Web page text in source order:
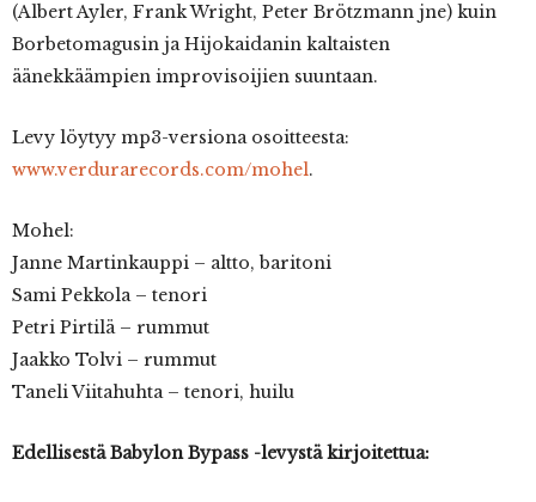
(Albert Ayler, Frank Wright, Peter Brötzmann jne) kuin
Borbetomagusin ja Hijokaidanin kaltaisten
äänekkäämpien improvisoijien suuntaan.
Levy löytyy mp3-versiona osoitteesta:
www.verdurarecords.com/mohel.
Mohel:
Janne Martinkauppi – altto, baritoni
Sami Pekkola – tenori
Petri Pirtilä – rummut
Jaakko Tolvi – rummut
Taneli Viitahuhta – tenori, huilu
Edellisestä Babylon Bypass -levystä kirjoitettua: